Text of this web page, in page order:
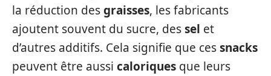
la réduction desgraisses, les fabricants
ajoutent souvent du sucre, dessel et
d’autres additifs. Cela signifie que cessnacks
peuvent être aussi caloriques que leurs